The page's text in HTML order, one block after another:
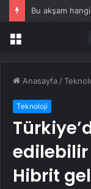
Menü
Anasayfa /
Teknoloji
edilebilir
Hibrit